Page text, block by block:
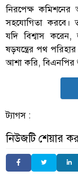
নিরপেক্ষ কমিশনের
সহযোগিতা করবে।
যদি বিশ্বাস
ষড়যন্ত্রের পথ
আশা করি, বিএনপির
ট্যাগস :
নিউজটি শেয়ার